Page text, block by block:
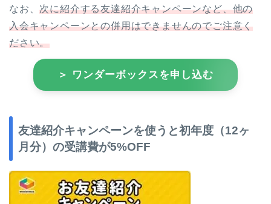
なお、次に紹介する友達紹介キャンペーンなど、他の
入会キャンペーンとの併用はできませんのでご注意く
ださい。
＞ ワンダーボックスを申し込む
友達紹介キャンペーンを使うと初年度（12ヶ
月分）の受講費が5%OFF